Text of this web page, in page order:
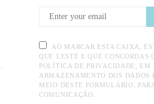
AO MARCAR ESTA CAIXA,
QUE LESTE E QUE CONCORDAS
POLÍTICA DE PRIVACIDADE, EM
ARMAZENAMENTO DOS DADOS
MEIO DESTE FORMULÁRIO,
COMUNICAÇÃO.